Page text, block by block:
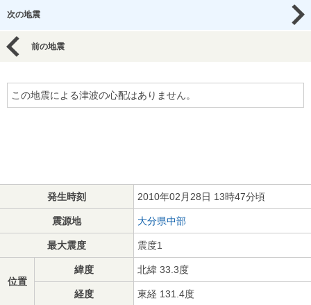
次の地震
前の地震
この地震による津波の心配はありません。
発生時刻 2010年02月28日 13時47分頃
震源地 大分県中部
最大震度 震度1
位置
緯度 北緯 33.3度
経度 東経 131.4度